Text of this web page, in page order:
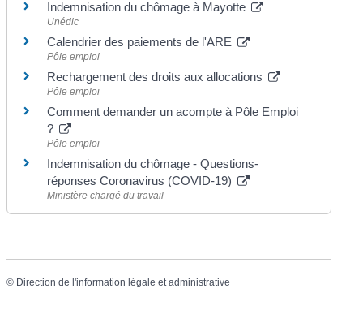
Indemnisation du chômage à Mayotte
Unédic
Calendrier des paiements de l'ARE
Pôle emploi
Rechargement des droits aux allocations
Pôle emploi
Comment demander un acompte à Pôle Emploi
?
Pôle emploi
Indemnisation du chômage - Questions-
réponses Coronavirus (COVID-19)
Ministère chargé du travail
© Direction de l'information légale et administrative